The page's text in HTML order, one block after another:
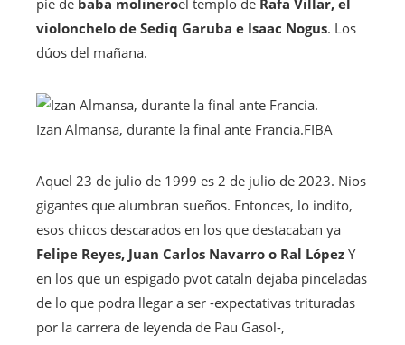
violonchelo de Sediq Garuba e Isaac Nogus. Los
dúos del mañana.
Izan Almansa, durante la final ante Francia.FIBA
Aquel 23 de julio de 1999 es 2 de julio de 2023. Nios
gigantes que alumbran sueños. Entonces, lo indito,
esos chicos descarados en los que destacaban ya
Felipe Reyes, Juan Carlos Navarro o Ral López Y
en los que un espigado pvot cataln dejaba pinceladas
de lo que podra llegar a ser -expectativas trituradas
por la carrera de leyenda de Pau Gasol-,